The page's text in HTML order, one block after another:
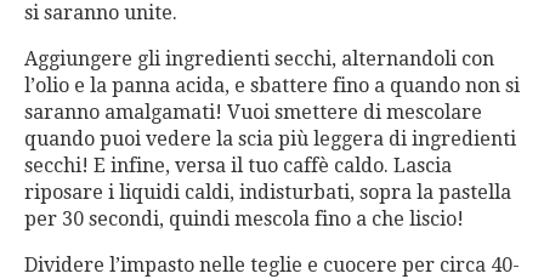
si saranno unite.
Aggiungere gli ingredienti secchi, alternandoli con
l’olio e la panna acida, e sbattere fino a quando non si
saranno amalgamati! Vuoi smettere di mescolare
quando puoi vedere la scia più leggera di ingredienti
secchi! E infine, versa il tuo caffè caldo. Lascia
riposare i liquidi caldi, indisturbati, sopra la pastella
per 30 secondi, quindi mescola fino a che liscio!
Dividere l’impasto nelle teglie e cuocere per circa 40-